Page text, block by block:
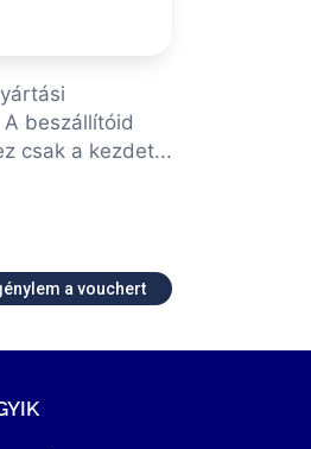
beszállítóid
csak a kezdet...
a vouchert